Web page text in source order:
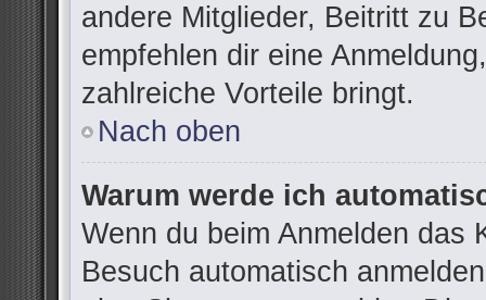
andere Mitglieder, Beitritt zu
empfehlen dir eine
zahlreiche Vorteile bringt.
Nach oben
Warum werde ich
Wenn du beim Anmelden das
Besuch automatisch